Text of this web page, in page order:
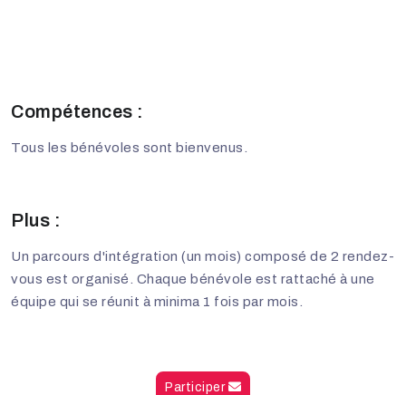
Compétences :
Tous les bénévoles sont bienvenus.
Plus :
Un parcours d'intégration (un mois) composé de 2 rendez-
vous est organisé. Chaque bénévole est rattaché à une
équipe qui se réunit à minima 1 fois par mois.
Participer